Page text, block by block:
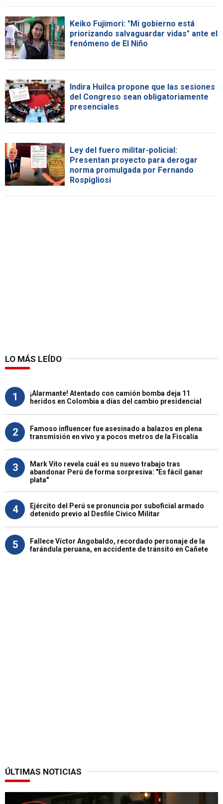
Keiko Fujimori: "Mi gobierno está
priorizando salvaguardar vidas" ante el
fenómeno de El Niño
Indira Huilca propone que las sesiones
del Congreso sean obligatoriamente
presenciales
Ley del fuero militar-policial:
Presentan proyecto para derogar
norma promulgada por Fernando
Rospigliosi
LO MÁS LEÍDO
1
¡Alarmante! Atentado con camión bomba deja 11
heridos en Colombia a días del cambio presidencial
2
Famoso influencer fue asesinado a balazos en plena
transmisión en vivo y a pocos metros de la Fiscalía
3
Mark Vito revela cuál es su nuevo trabajo tras
abandonar Perú de forma sorpresiva: "Es fácil ganar
plata"
4
Ejército del Perú se pronuncia por suboficial armado
detenido previo al Desfile Cívico Militar
5
Fallece Víctor Angobaldo, recordado personaje de la
farándula peruana, en accidente de tránsito en Cañete
ÚLTIMAS NOTICIAS